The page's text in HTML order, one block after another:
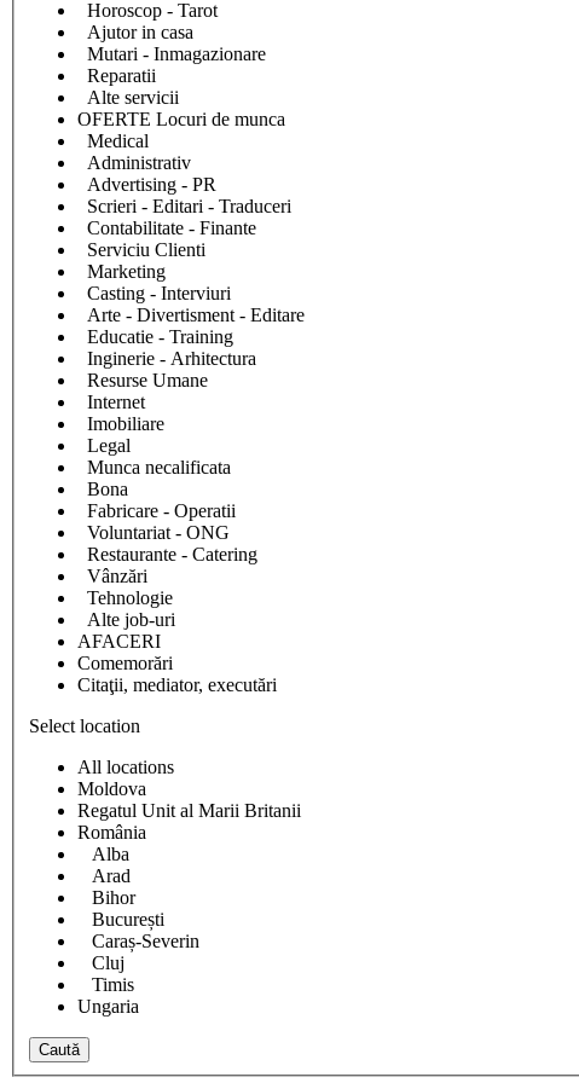
Horoscop - Tarot
Ajutor in casa
Mutari - Inmagazionare
Reparatii
Alte servicii
OFERTE Locuri de munca
Medical
Administrativ
Advertising - PR
Scrieri - Editari - Traduceri
Contabilitate - Finante
Serviciu Clienti
Marketing
Casting - Interviuri
Arte - Divertisment - Editare
Educatie - Training
Inginerie - Arhitectura
Resurse Umane
Internet
Imobiliare
Legal
Munca necalificata
Bona
Fabricare - Operatii
Voluntariat - ONG
Restaurante - Catering
Vânzări
Tehnologie
Alte job-uri
AFACERI
Comemorări
Citaţii, mediator, executări
Select location
All locations
Moldova
Regatul Unit al Marii Britanii
România
Alba
Arad
Bihor
București
Caraș-Severin
Cluj
Timis
Ungaria
Caută